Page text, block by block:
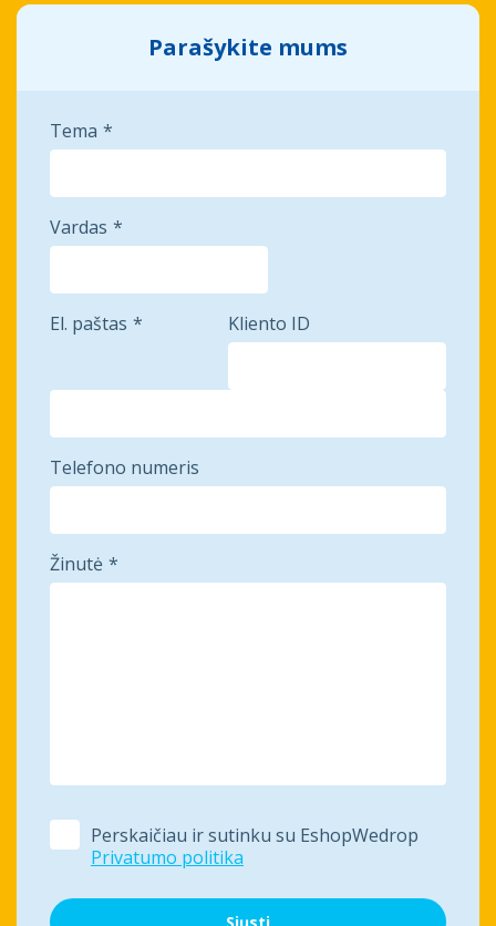
Parašykite mums
Tema
Vardas
Kliento ID
El. paštas
Telefono numeris
Žinutė
Perskaičiau ir sutinku su EshopWedrop
Privatumo politika